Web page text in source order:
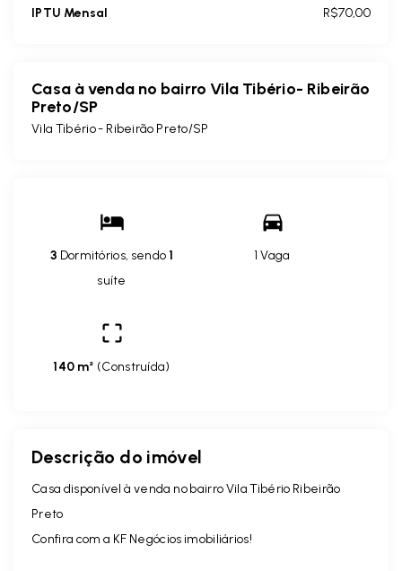
IPTU Mensal R$70,00
Casa à venda no bairro Vila Tibério- Ribeirão
Preto/SP
Vila Tibério - Ribeirão Preto/SP
3 Dormitórios, sendo1
suíte
1 Vaga
140 m² (Construída)
Descrição do imóvel
Casa disponível à venda no bairro Vila Tibério Ribeirão
Preto
Confira com a KF Negócios imobiliários!